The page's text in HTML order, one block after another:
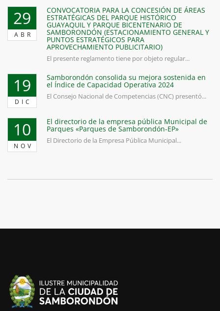
29
ABR
CONVOCATORIA PARA LA CONCESIÓN DE ÁREAS
ESTRATÉGICAS DEL PARQUE HISTÓRICO
GUAYAQUIL Y PARQUE BICENTENARIO DE
SAMBORONDÓN (ESTACIONAMIENTO GENERAL Y
PUNTOS ESTRATÉGICOS PARA
APROVECHAMIENTO PUBLICITARIO)
El presente reglamento tiene por objeto regular...
19
DIC
Samborondón consolida su mejora sostenida en
el Índice de Capacidad Operativa 2024
El Consejo Nacional de Competencias (CNC) presentó...
10
NOV
El directorio de la empresa pública Municipal de
Parques «Parques de Samborondón-EP»
El Directorio de la Empresa Pública Municipal...